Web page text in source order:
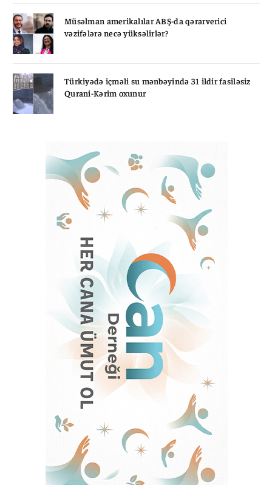
Müsəlman amerikalılar ABŞ-da qərarverici
vəzifələrə necə yüksəlirlər?
Türkiyədə içməli su mənbəyində 31 ildir fasiləsiz
Qurani-Kərim oxunur